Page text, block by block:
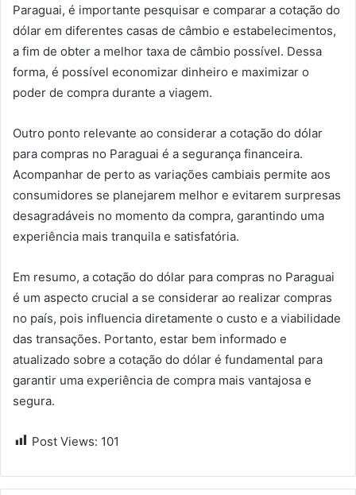
Paraguai, é importante pesquisar e comparar a cotação do
dólar em diferentes casas de câmbio e estabelecimentos,
a fim de obter a melhor taxa de câmbio possível. Dessa
forma, é possível economizar dinheiro e maximizar o
poder de compra durante a viagem.
Outro ponto relevante ao considerar a cotação do dólar
para compras no Paraguai é a segurança financeira.
Acompanhar de perto as variações cambiais permite aos
consumidores se planejarem melhor e evitarem surpresas
desagradáveis no momento da compra, garantindo uma
experiência mais tranquila e satisfatória.
Em resumo, a cotação do dólar para compras no Paraguai
é um aspecto crucial a se considerar ao realizar compras
no país, pois influencia diretamente o custo e a viabilidade
das transações. Portanto, estar bem informado e
atualizado sobre a cotação do dólar é fundamental para
garantir uma experiência de compra mais vantajosa e
segura.
Post Views: 101